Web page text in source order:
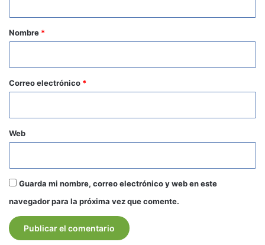
r
*
Nombre *
Correo electrónico *
Web
Guarda mi nombre, correo electrónico y web en este
navegador para la próxima vez que comente.